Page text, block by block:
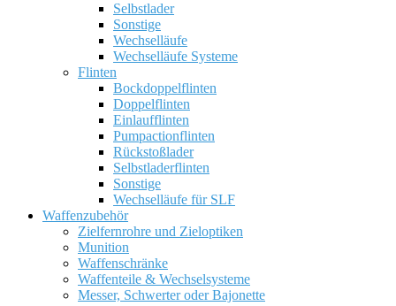
Selbstlader
Sonstige
Wechselläufe
Wechselläufe Systeme
Flinten
Bockdoppelflinten
Doppelflinten
Einlaufflinten
Pumpactionflinten
Rückstoßlader
Selbstladerflinten
Sonstige
Wechselläufe für SLF
Waffenzubehör
Zielfernrohre und Zieloptiken
Munition
Waffenschränke
Waffenteile & Wechselsysteme
Messer, Schwerter oder Bajonette